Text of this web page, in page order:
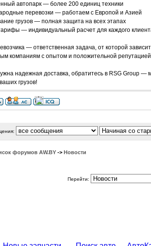
автопарк — более 200 единиц техники
перевозки — работаем с Европой и Азией
грузов — полная защита на всех этапах
— индивидуальный расчет для каждого
— ответственная задача, от которой
компаниям с опытом и положительной
надежная доставка, обратитесь в RSG Group
грузов!
форумов АW.BY -> Новости
Перейти: